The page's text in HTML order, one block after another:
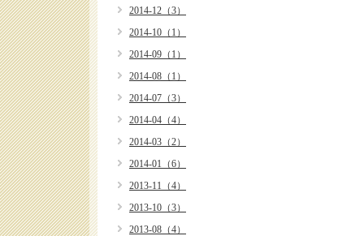
2014-12（3）
2014-10（1）
2014-09（1）
2014-08（1）
2014-07（3）
2014-04（4）
2014-03（2）
2014-01（6）
2013-11（4）
2013-10（3）
2013-08（4）